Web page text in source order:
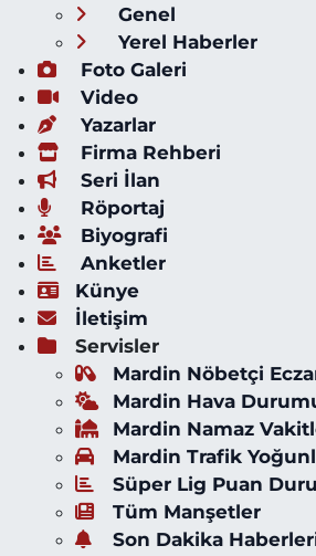
Genel
Yerel Haberler
Foto Galeri
Video
Yazarlar
Firma Rehberi
Seri İlan
Röportaj
Biyografi
Anketler
Künye
İletişim
Servisler
Mardin Nöbetçi
Mardin Hava
Mardin Namaz
Mardin Trafik
Süper Lig Puan
Tüm Manşetler
Son Dakika